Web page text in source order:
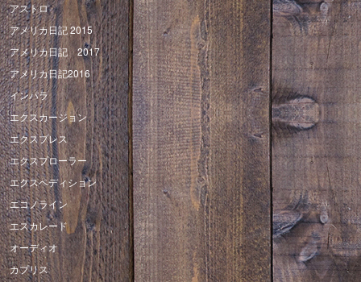
アストロ
アメリカ日記 2015
アメリカ日記 2017
アメリカ日記2016
インパラ
エクスカージョン
エクスプレス
エクスプローラー
エクスペディション
エコノライン
エスカレード
オーディオ
カプリス